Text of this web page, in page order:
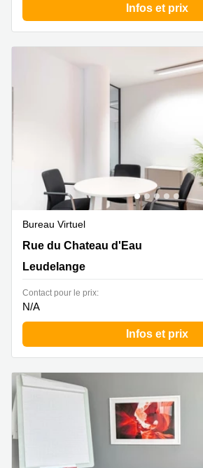
Infos et prix
Bureau Virtuel
12, Rue du Chateau D'eau, Leudelange
Rue du Chateau d'Eau
Leudelange
Contact pour le prix:
N/A
Infos et prix